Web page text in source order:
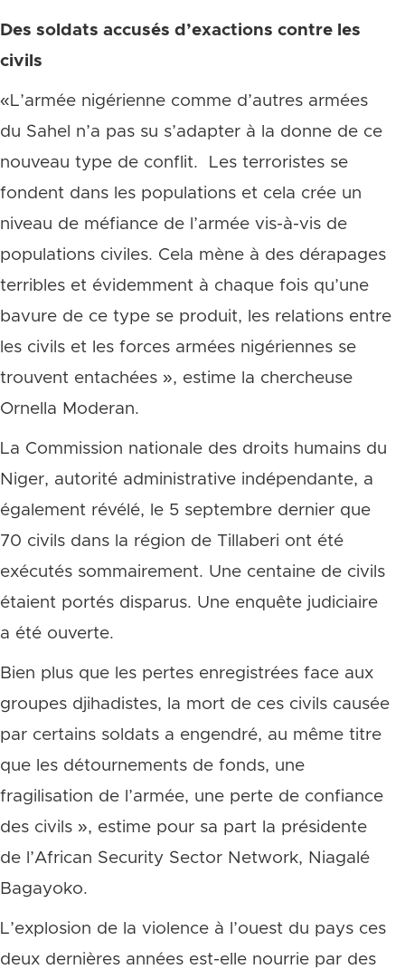
Des soldats accusés d’exactions contre les
civils
«L’armée nigérienne comme d’autres armées
du Sahel n’a pas su s’adapter à la donne de ce
nouveau type de conflit. Les terroristes se
fondent dans les populations et cela crée un
niveau de méfiance de l’armée vis-à-vis de
populations civiles. Cela mène à des dérapages
terribles et évidemment à chaque fois qu’une
bavure de ce type se produit, les relations entre
les civils et les forces armées nigériennes se
trouvent entachées », estime la chercheuse
Ornella Moderan.
La Commission nationale des droits humains du
Niger, autorité administrative indépendante, a
également révélé, le 5 septembre dernier que
70 civils dans la région de Tillaberi ont été
exécutés sommairement. Une centaine de civils
étaient portés disparus. Une enquête judiciaire
a été ouverte.
Bien plus que les pertes enregistrées face aux
groupes djihadistes, la mort de ces civils causée
par certains soldats a engendré, au même titre
que les détournements de fonds, une
fragilisation de l’armée, une perte de confiance
des civils », estime pour sa part la présidente
de l’African Security Sector Network, Niagalé
Bagayoko.
L’explosion de la violence à l’ouest du pays ces
deux dernières années est-elle nourrie par des